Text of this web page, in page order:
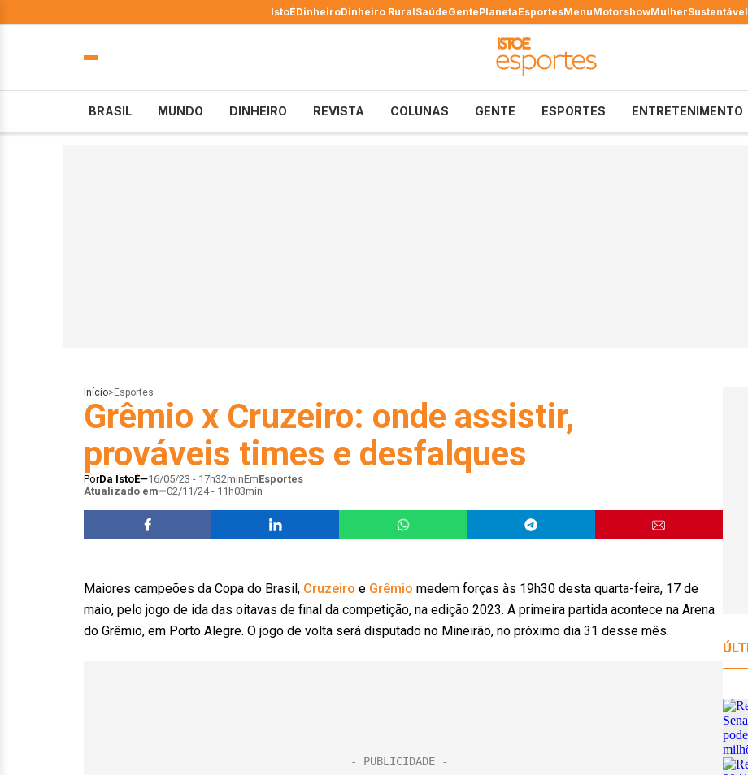
IstoÉDinheiroDinheiro RuralSaúdeGentePlanetaEsportesMenuMotorshowMulherSustentável
BRASIL MUNDO DINHEIRO REVISTA COLUNAS GENTE ESPORTES ENTRETENIMENTO
Início> Esportes
Grêmio x Cruzeiro: onde assistir,
prováveis times e desfalques
PorDa IstoÉ 16/05/23 - 17h32minEmEsportes
Atualizado em
02/11/24 - 11h03min
Maiores campeões da Copa do Brasil, Cruzeiro e Grêmio medem forças às 19h30 desta quarta-feira, 17 de
maio, pelo jogo de ida das oitavas de final da competição, na edição 2023. A primeira partida acontece na Arena
do Grêmio, em Porto Alegre. O jogo de volta será disputado no Mineirão, no próximo dia 31 desse mês.